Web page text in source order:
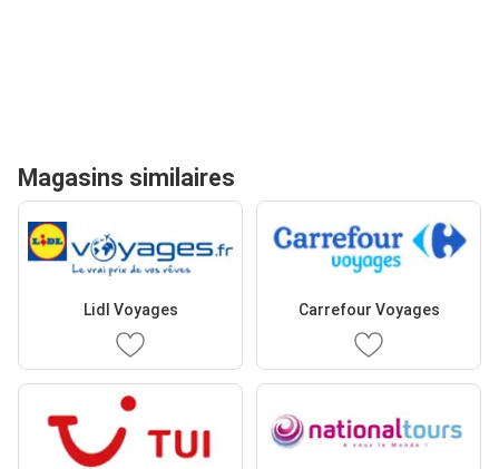
Magasins similaires
Lidl Voyages Carrefour Voyages